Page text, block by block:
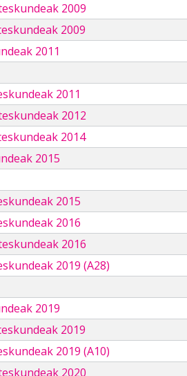
2009
2009
2011
2011
2012
2014
2015
2015
2016
2016
2019 (A28)
2019
2019
2019 (A10)
2020